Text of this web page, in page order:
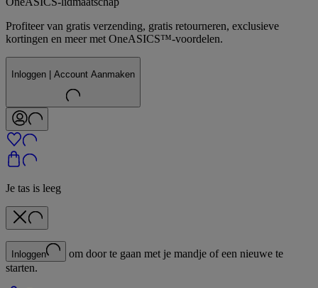
Profiteer van gratis verzending, gratis retourneren, exclusieve
kortingen en meer met OneASICS™-voordelen.
Inloggen | Account Aanmaken
Je tas is leeg
Inloggen
om door te gaan met je mandje of een nieuwe te
starten.